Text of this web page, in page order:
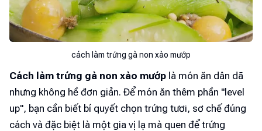
cách làm trứng gà non xào mướp
Cách làm trứng gà non xào mướp là món ăn dân dã
nhưng không hề đơn giản. Để món ăn thêm phần "level
up", bạn cần biết bí quyết chọn trứng tươi, sơ chế đúng
cách và đặc biệt là một gia vị lạ mà quen để trứng